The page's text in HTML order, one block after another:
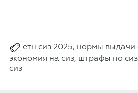
етн сиз 2025, нормы выдачи
экономия на сиз, штрафы по
сиз